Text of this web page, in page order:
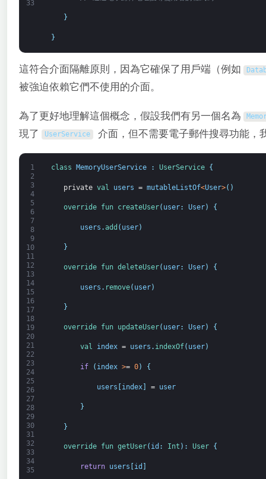
33
}
}
這符合介面隔離原則，因為它確保了用戶端（例如
被強迫依賴它們不使用的介面。
為了更好地理解這個概念，假設我們有另一個名為
現了 UserService 介面，但不需要電子郵件搜尋功能，
1
2
3
4
5
6
7
8
9
10
11
12
13
14
15
16
17
18
19
20
21
22
23
24
25
26
27
28
29
30
31
32
33
34
35
class MemoryUserService : UserService {
private val users = mutableListOf<User>( )
override fun createUser( user: User) {
users .add ( user)
}
override fun deleteUser( user: User) {
users . remove( user)
}
override fun updateUser( user: User) {
val index = users . indexOf( user)
if ( index >= 0) {
users [index] = user
}
}
override fun getUser( id : Int ) : User {
return users id